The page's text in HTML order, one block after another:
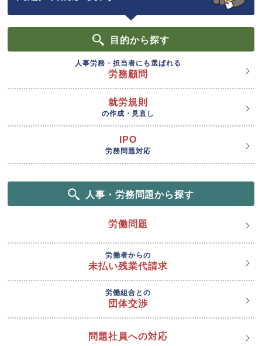
目的から探す
人事労務・担当者にも選ばれる
労務顧問
就労規則
の作成・見直し
IPO
労務問題対応
人事・労務問題から探す
労働問題
労働者からの
未払い残業代請求
労働組合との
団体交渉
問題社員への対応